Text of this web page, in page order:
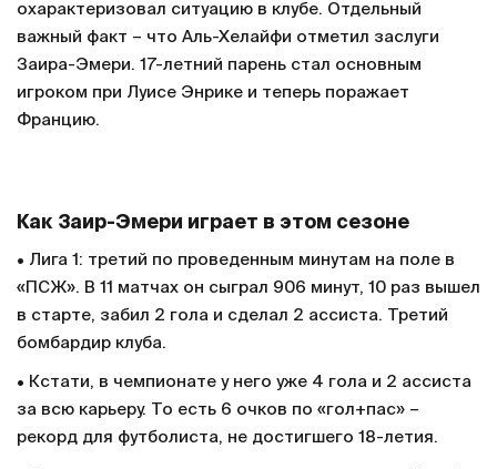
охарактеризовал ситуацию в клубе. Отдельный
важный факт – что Аль-Хелайфи отметил заслуги
Заира-Эмери. 17-летний парень стал основным
игроком при Луисе Энрике и теперь поражает
Францию.
Как Заир-Эмери играет в этом сезоне
• Лига 1: третий по проведенным минутам на поле в
«ПСЖ». В 11 матчах он сыграл 906 минут, 10 раз вышел
в старте, забил 2 гола и сделал 2 ассиста. Третий
бомбардир клуба.
• Кстати, в чемпионате у него уже 4 гола и 2 ассиста
за всю карьеру. То есть 6 очков по «гол+пас» –
рекорд для футболиста, не достигшего 18-летия.